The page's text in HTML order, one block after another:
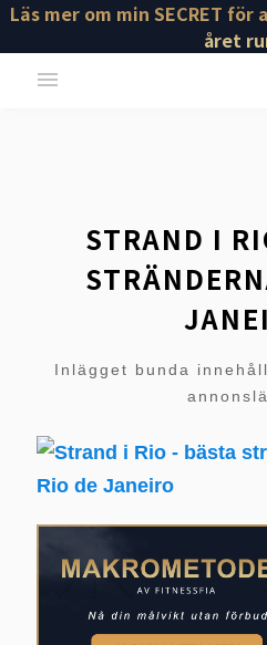
Läs mer om min SECRET
året
STRAND I
Inlägget bunda